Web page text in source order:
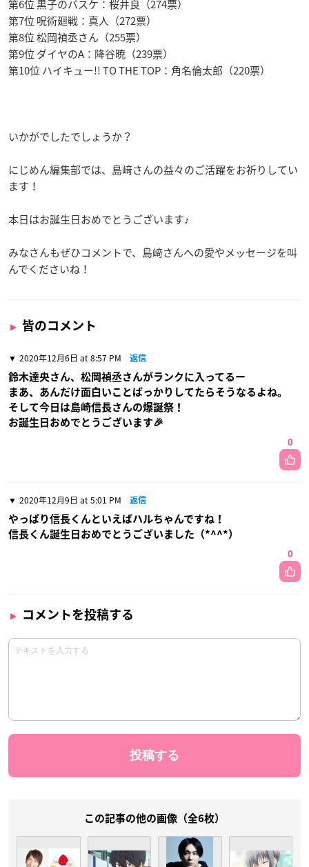
第6位 黒子のバスケ：桜井良（274票）
第7位 呪術廻戦：真人（272票）
第8位 松岡禎丞さん（255票）
第9位 ダイヤのA：降谷暁（239票）
第10位 ハイキュー!! TO THE TOP：角名倫太郎（220票）
いかがでしたでしょうか？
にじめん編集部では、島﨑さんの益々のご活躍をお祈りしてい
ます！
本日はお誕生日おめでとうございます♪
みなさんもぜひコメントで、島﨑さんへの愛やメッセージを叫
んでくださいね！
皆のコメント
2020年12月6日 at 8:57 PM 返信
鈴木達央さん、松岡禎丞さんがランクに入ってるー
まあ、あんだけ面白いことばっかりしてたらそうなるよね。
そして今日は島崎信長さんの爆誕祭！
お誕生日おめでとうございます🎉
0
2020年12月9日 at 5:01 PM 返信
やっぱり信長くんといえばハルちゃんですね！
信長くん誕生日おめでとうございました（*^^*）
0
コメントを投稿する
この記事の他の画像（全6枚）